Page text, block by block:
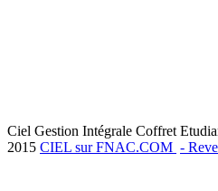
Ciel Gestion Intégrale Coffret
2015 CIEL sur FNAC.COM -